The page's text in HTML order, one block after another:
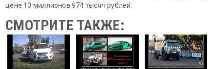
цене 10 миллионов 974 тысяч рублей.
СМОТРИТЕ ТАКЖЕ: